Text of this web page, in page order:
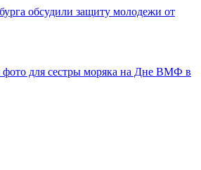
обсудили защиту молодежи от
для сестры моряка на Дне ВМФ в